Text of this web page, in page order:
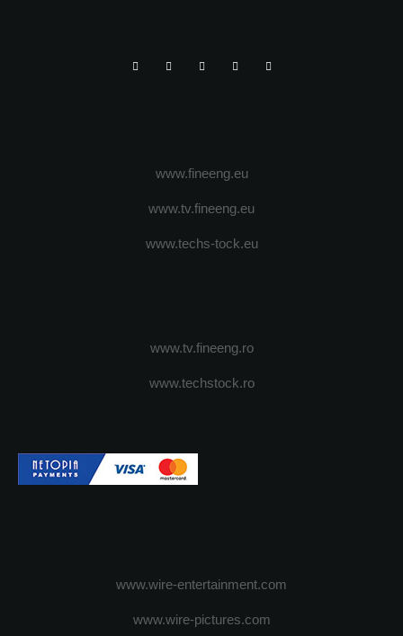
www.fineeng.eu
www.tv.fineeng.eu
www.techs-tock.eu
www.tv.fineeng.ro
www.techstock.ro
www.wire-entertainment.com
www.wire-pictures.com